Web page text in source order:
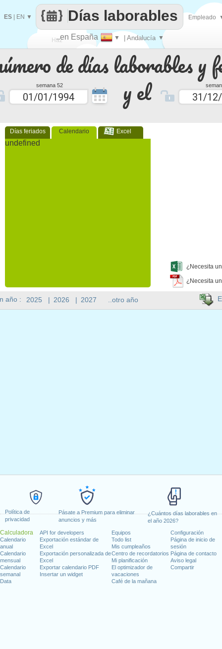
Política de
privacidad
Pásate a Premium para eliminar
anuncios y más
¿Cuántos días laborables en
el año 2026?
Calculadora
Calendario
anual
Calendario
mensual
Calendario
semanal
Data
API for developers
Exportación estándar de
Excel
Exportación personalizada de
Excel
Exportar calendario PDF
Insertar un widget
Equipos
Todo list
Mis cumpleaños
Centro de recordatorios
Mi planificación
El optimizador de
vacaciones
Café de la mañana
Configuración
Página de inicio de
sesión
Página de contacto
Aviso legal
Compartir
de días laborables y
semana 52 y el
Días feriados Calendario Excel
undefined
¿Necesita
¿Necesita
Haz
que
..en España ▼ | Andalucía ▼
Días laborables
ES EN ▼ Empleado
año : 2025 | 2026 | 2027 ..otro año